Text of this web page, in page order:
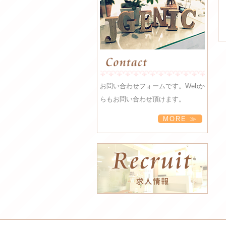
お問い合わせフォームです。Webか
らもお問い合わせ頂けます。
MORE ≫